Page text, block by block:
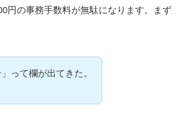
円の事務手数料が無駄になります。まず
って欄が出てきた。